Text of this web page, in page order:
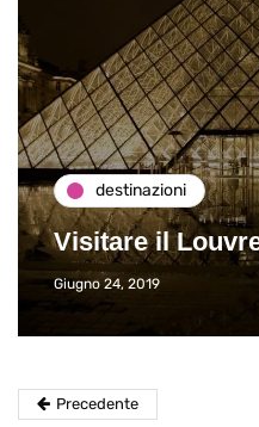
destinazioni
Visitare il
Giugno 24, 2019
Precedente